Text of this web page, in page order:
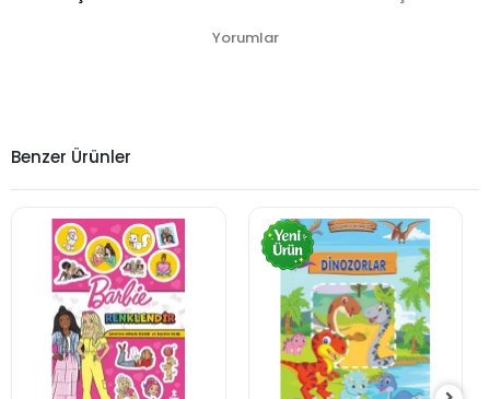
Yorumlar
Benzer Ürünler